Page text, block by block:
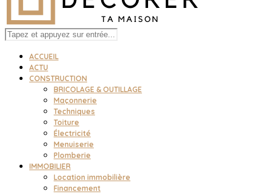
ACCUEIL
ACTU
CONSTRUCTION
BRICOLAGE & OUTILLAGE
Maçonnerie
Techniques
Toiture
Électricité
Menuiserie
Plomberie
IMMOBILIER
Location immobilière
Financement